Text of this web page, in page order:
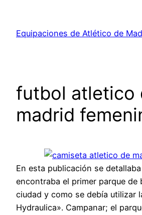
contenido
Equipaciones de Atlético de
futbol atletico
madrid
En esta publicación se
encontraba el primer parque de
ciudad y como se debía utilizar
Hydraulica». Campanar; el